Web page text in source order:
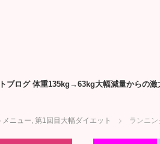
ブログ 体重135kg→63kg大幅減量からの
メニュー, 第1回目大幅ダイエット ランニ